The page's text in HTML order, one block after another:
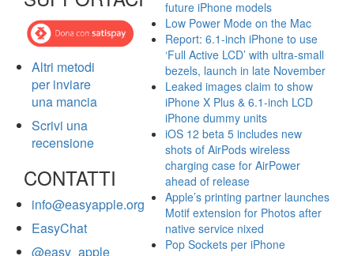
Altri metodi
per inviare
una mancia
Scrivi una
recensione
CONTATTI
info@easyapple.org
EasyChat
@easy_apple
future iPhone models
Low Power Mode on the Mac
Report: 6.1-inch iPhone to use
‘Full Active LCD’ with ultra-small
bezels, launch in late November
Leaked images claim to show
iPhone X Plus & 6.1-inch LCD
iPhone dummy units
iOS 12 beta 5 includes new
shots of AirPods wireless
charging case for AirPower
ahead of release
Apple’s printing partner launches
Motif extension for Photos after
native service nixed
Pop Sockets per iPhone